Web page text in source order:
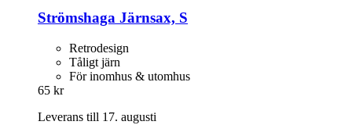
Strömshaga Järnsax, S
Retrodesign
Tåligt järn
För inomhus & utomhus
65 kr
Leverans till 17. augusti